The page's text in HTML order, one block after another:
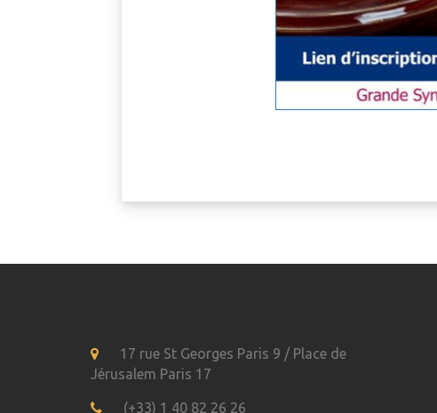
17 rue St Georges Paris 9 / Place de
Jérusalem Paris 17
(+33) 1 40 82 26 26